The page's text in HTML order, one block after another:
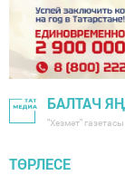
БАЛТАЧ
"Хезмәт"
ТӨРЛЕСЕ